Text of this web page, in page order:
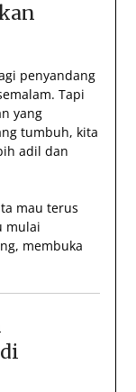
penyandang
Tapi
yang
tumbuh, kita
adil dan
mau terus
mulai
membuka